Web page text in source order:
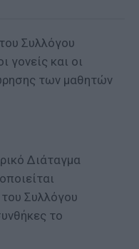
Συλλόγου
γονείς και οι
των μαθητών
Διάταγμα
Συλλόγου
το